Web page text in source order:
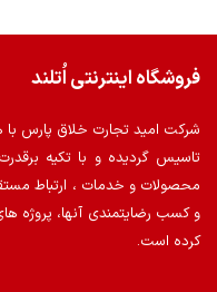
فروشگاه اینترنتی اُتلند
شرکت امید تجارت خلاق پارس با
تاسیس گردیده و با تکیه
محصولات و خدمات ، ارتباط
و کسب رضایتمندی آنها، پروژه
کرده است.